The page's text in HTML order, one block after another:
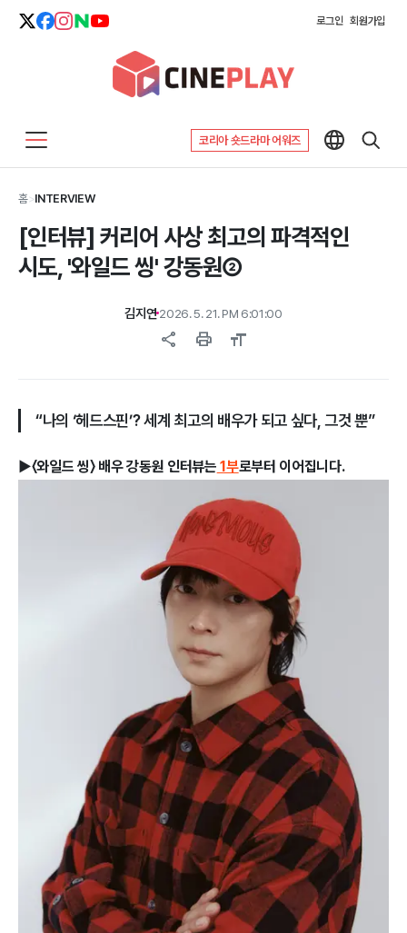
로그인 회원가입
코리아 숏드라마 어워즈
홈>INTERVIEW
[인터뷰] 커리어 사상 최고의 파격적인
시도, '와일드 씽' 강동원②
김지연 2026. 5. 21. PM 6:01:00
share print format_size
“나의 ‘헤드스핀’? 세계 최고의 배우가 되고 싶다, 그것 뿐”
▶〈와일드 씽〉 배우 강동원 인터뷰는 1부로부터 이어집니다.